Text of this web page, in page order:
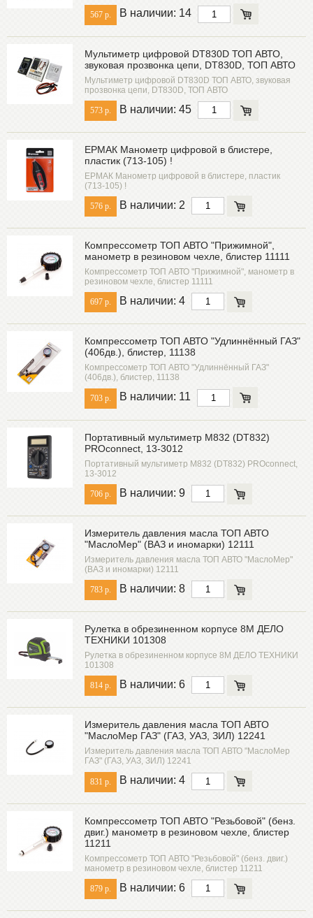
567 р. В наличии: 14
Мультиметр цифровой DT830D ТОП АВТО,
звуковая прозвонка цепи, DT830D, ТОП АВТО
Мультиметр цифровой DT830D ТОП АВТО, звуковая
прозвонка цепи, DT830D, ТОП АВТО
573 р. В наличии: 45
ЕРМАК Манометр цифровой в блистере,
пластик (713-105) !
ЕРМАК Манометр цифровой в блистере, пластик
(713-105) !
576 р. В наличии: 2
Компрессометр ТОП АВТО "Прижимной",
манометр в резиновом чехле, блистер 11111
Компрессометр ТОП АВТО "Прижимной", манометр в
резиновом чехле, блистер 11111
697 р. В наличии: 4
Компрессометр ТОП АВТО "Удлиннённый ГАЗ"
(406дв.), блистер, 11138
Компрессометр ТОП АВТО "Удлиннённый ГАЗ"
(406дв.), блистер, 11138
703 р. В наличии: 11
Портативный мультиметр M832 (DT832)
PROconnect, 13-3012
Портативный мультиметр M832 (DT832) PROconnect,
13-3012
706 р. В наличии: 9
Измеритель давления масла ТОП АВТО
"МаслоМер" (ВАЗ и иномарки) 12111
Измеритель давления масла ТОП АВТО "МаслоМер"
(ВАЗ и иномарки) 12111
783 р. В наличии: 8
Рулетка в обрезиненном корпусе 8М ДЕЛО
ТЕХНИКИ 101308
Рулетка в обрезиненном корпусе 8М ДЕЛО ТЕХНИКИ
101308
814 р. В наличии: 6
Измеритель давления масла ТОП АВТО
"МаслоМер ГАЗ" (ГАЗ, УАЗ, ЗИЛ) 12241
Измеритель давления масла ТОП АВТО "МаслоМер
ГАЗ" (ГАЗ, УАЗ, ЗИЛ) 12241
831 р. В наличии: 4
Компрессометр ТОП АВТО "Резьбовой" (бенз.
двиг.) манометр в резиновом чехле, блистер
11211
Компрессометр ТОП АВТО "Резьбовой" (бенз. двиг.)
манометр в резиновом чехле, блистер 11211
879 р. В наличии: 6